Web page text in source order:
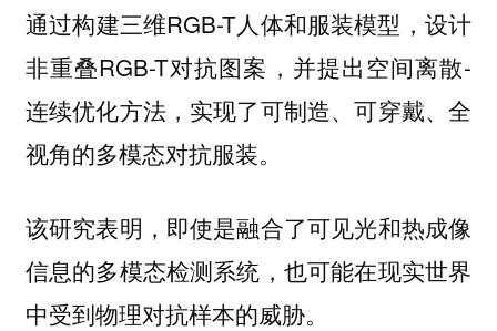
通过构建三维RGB-T人体和服装模型，设计
非重叠RGB-T对抗图案，并提出空间离散-
连续优化方法，实现了可制造、可穿戴、全
视角的多模态对抗服装。
该研究表明，即使是融合了可见光和热成像
信息的多模态检测系统，也可能在现实世界
中受到物理对抗样本的威胁。